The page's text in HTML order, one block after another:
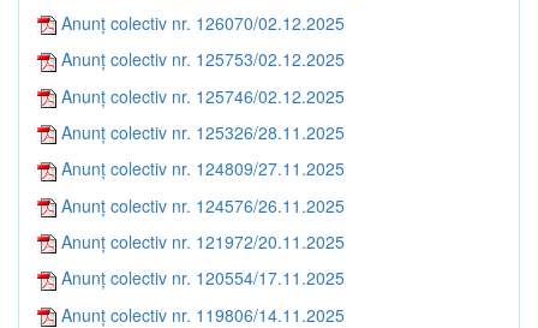
Anunț colectiv nr. 126070/02.12.2025
Anunț colectiv nr. 125753/02.12.2025
Anunț colectiv nr. 125746/02.12.2025
Anunț colectiv nr. 125326/28.11.2025
Anunț colectiv nr. 124809/27.11.2025
Anunț colectiv nr. 124576/26.11.2025
Anunț colectiv nr. 121972/20.11.2025
Anunț colectiv nr. 120554/17.11.2025
Anunț colectiv nr. 119806/14.11.2025